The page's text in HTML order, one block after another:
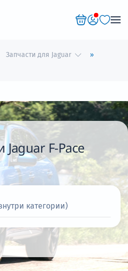
Запчасти для Jaguar
Jaguar F-Pace